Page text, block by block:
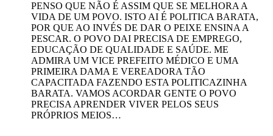
PENSO QUE NÃO É ASSIM QUE SE MELHORA A
VIDA DE UM POVO. ISTO AI É POLITICA BARATA,
POR QUE AO INVÉS DE DAR O PEIXE ENSINA A
PESCAR. O POVO DAI PRECISA DE EMPREGO,
EDUCAÇÃO DE QUALIDADE E SAÚDE. ME
ADMIRA UM VICE PREFEITO MÉDICO E UMA
PRIMEIRA DAMA E VEREADORA TÃO
CAPACITADA FAZENDO ESTA POLITICAZINHA
BARATA. VAMOS ACORDAR GENTE O POVO
PRECISA APRENDER VIVER PELOS SEUS
PRÓPRIOS MEIOS…